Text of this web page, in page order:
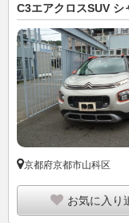
C3エアクロスSUV シ
京都府京都市山科区
お気に入り